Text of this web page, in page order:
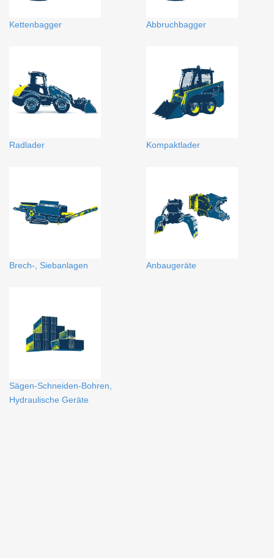
Kettenbagger Abbruchbagger
Radlader Kompaktlader
Brech-, Siebanlagen Anbaugeräte
Sägen-Schneiden-Bohren,
Hydraulische Geräte